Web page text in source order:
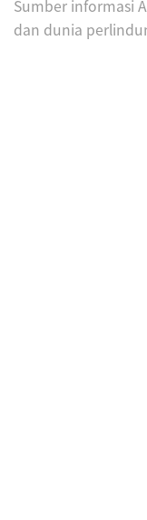
Sumber informasi
dan dunia